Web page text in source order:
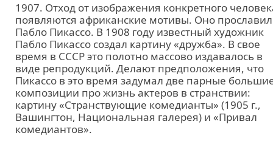
1907. Отход от изображения конкретного
появляются африканские мотивы. Оно
Пабло Пикассо. В 1908 году известный художник
Пабло Пикассо создал картину «дружба». В свое
время в СССР это полотно массово издавалось в
виде репродукций. Делают предположения, что
Пикассо в это время задумал две парные
композиции про жизнь актеров в странствии:
картину «Странствующие комедианты» (1905 г.,
Вашингтон, Национальная галерея) и «Привал
комедиантов».